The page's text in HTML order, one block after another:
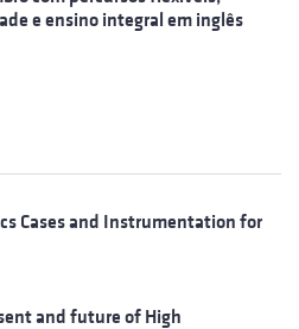
e ensino integral em inglês
Cases and Instrumentation for
and future of High